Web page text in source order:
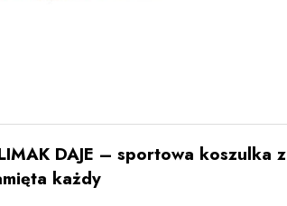
DAJE – sportowa koszulka z
każdy